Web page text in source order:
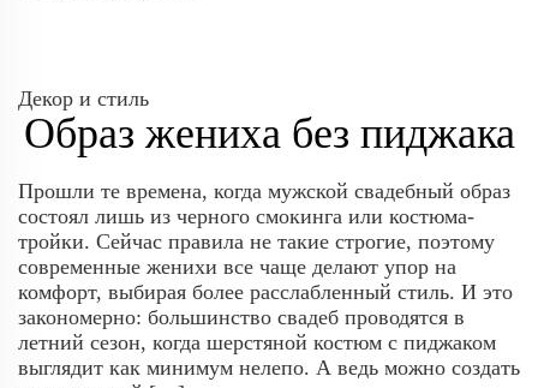
Декор и стиль
Образ жениха без пиджака
Прошли те времена, когда мужской свадебный образ
состоял лишь из черного смокинга или костюма-
тройки. Сейчас правила не такие строгие, поэтому
современные женихи все чаще делают упор на
комфорт, выбирая более расслабленный стиль. И это
закономерно: большинство свадеб проводятся в
летний сезон, когда шерстяной костюм с пиджаком
выглядит как минимум нелепо. А ведь можно создать